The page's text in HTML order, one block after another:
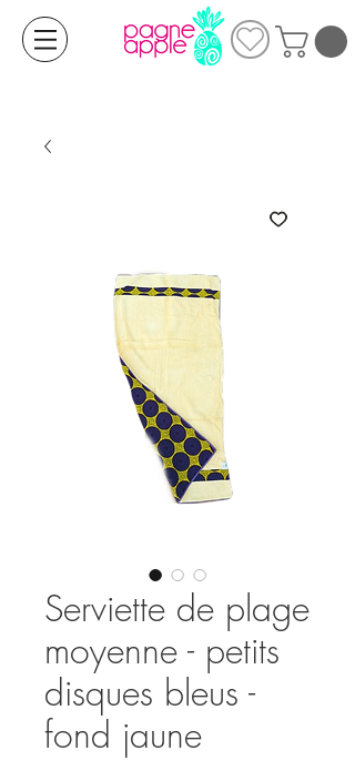
Serviette de plage
moyenne - petits
disques bleus -
fond jaune